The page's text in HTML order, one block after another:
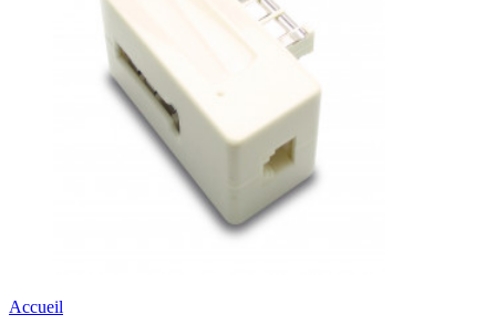
Accueil